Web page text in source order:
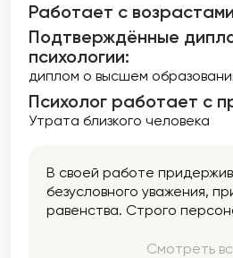
Работает с
Подтверждённые
психологии:
диплом о высшем
Психолог работает с
Утрата близкого человека
В своей работе
безусловного уважения,
равенства. Строго
и работа строится по
Смотреть